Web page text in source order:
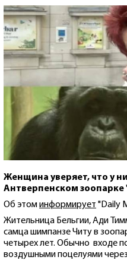
Женщина уверяет, что у
Антверпенском зоопарке
Об этоминформирует "Daily
Жительница Бельгии, Ади
самца шимпанзе Читу в
четырех лет. Обычно входе
воздушными поцелуями